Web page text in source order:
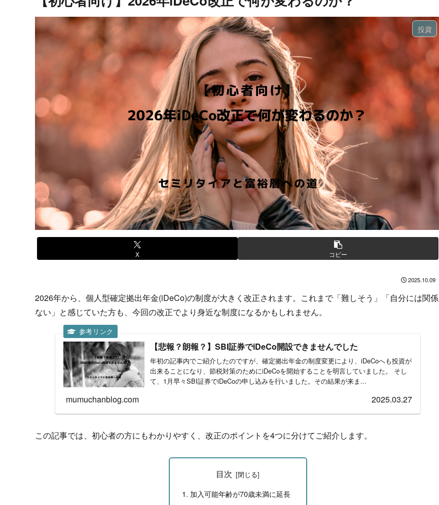
投資
X コピー
2025.10.09
2026年から、個人型確定拠出年金(iDeCo)の制度が大きく改正されます。これまで「難しそう」「自分には関係
ない」と感じていた方も、 今回の改正でより身近な制度になるかもしれません。
【悲報？朗報？】SBI証券でiDeCo開設できませんでした
年初の記事内でご紹介したのですが、確定拠出年金の制度変更により、iDeCoへも投資が
出来ることになり、節税対策のためにiDeCoを開始することを明言していました。 そし
て、1月早々SBI証券でiDeCoの申し込みを行いました。その結果が来ま...
mumuchanblog.com 2025.03.27
この記事では、初心者の方にもわかりやすく、 改正のポイントを4つに分けてご紹介します。
目次
加入可能年齢が70歳未満に延長